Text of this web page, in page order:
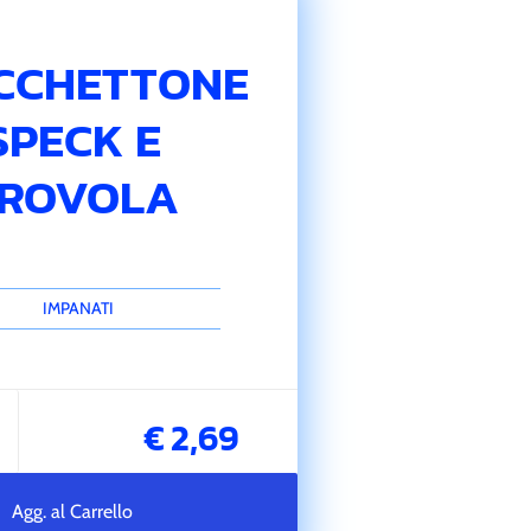
E
IMPANATI
€ 2,69
Agg. al Carrello